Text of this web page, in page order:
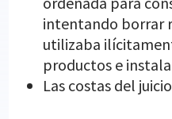
intentando borrar
utilizaba
productos e
Las costas del juicio